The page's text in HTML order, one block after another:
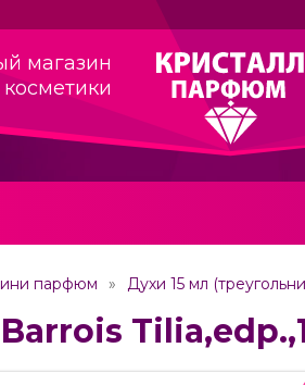
магазин
парфюм Духи 15 мл